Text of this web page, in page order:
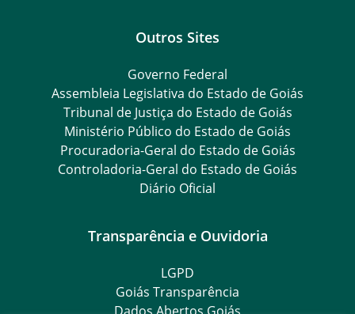
Outros Sites
Governo Federal
Assembleia Legislativa do Estado de Goiás
Tribunal de Justiça do Estado de Goiás
Ministério Público do Estado de Goiás
Procuradoria-Geral do Estado de Goiás
Controladoria-Geral do Estado de Goiás
Diário Oficial
Transparência e Ouvidoria
LGPD
Goiás Transparência